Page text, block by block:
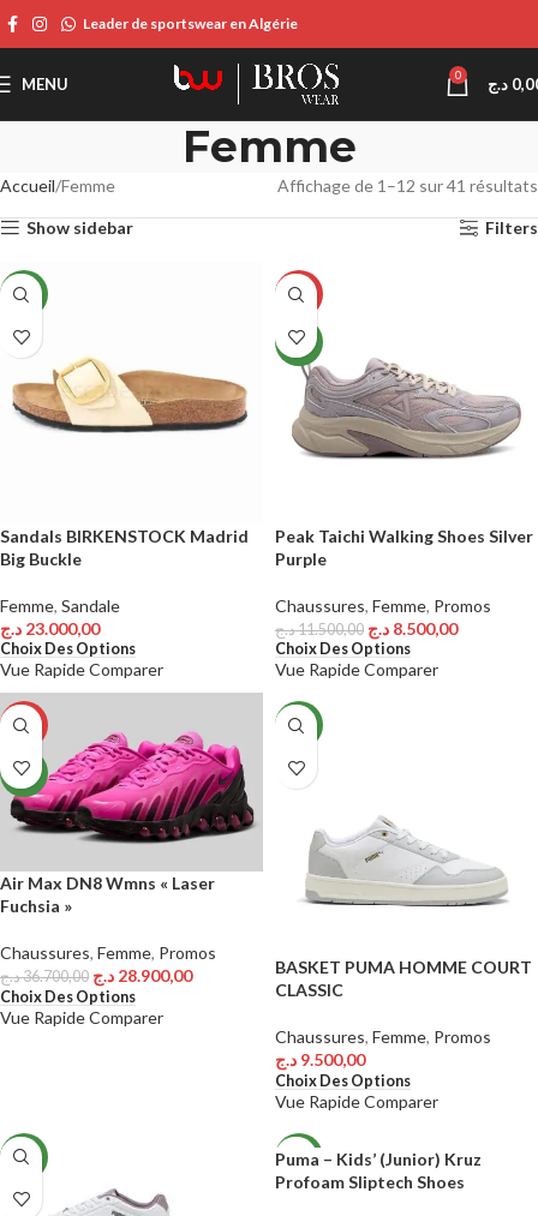
Leader de sportswear en Algérie
MENU 0 د.ج
Femme
Accueil Femme Affichage de 1–12 sur 41 résultats
Show sidebar Filters
NEW
Sandals BIRKENSTOCK Madrid
Big Buckle
Femme, Sandale
23.000,00 د.ج
Choix Des Options
Vue RapideComparer
-26%
NEW
Peak Taichi Walking Shoes Silver
Purple
Chaussures, Femme, Promos
11.500,00د.ج 8.500,00 د.ج
Choix Des Options
Vue RapideComparer
-21%
NEW
Air Max DN8 Wmns « Laser
Fuchsia »
Chaussures, Femme, Promos
36.700,00د.ج 28.900,00 د.ج
Choix Des Options
Vue RapideComparer
NEW
BASKET PUMA HOMME COURT
CLASSIC
Chaussures, Femme, Promos
9.500,00 د.ج
Choix Des Options
Vue RapideComparer
NEW NEW
Puma – Kids’ (Junior) Kruz
Profoam Sliptech Shoes